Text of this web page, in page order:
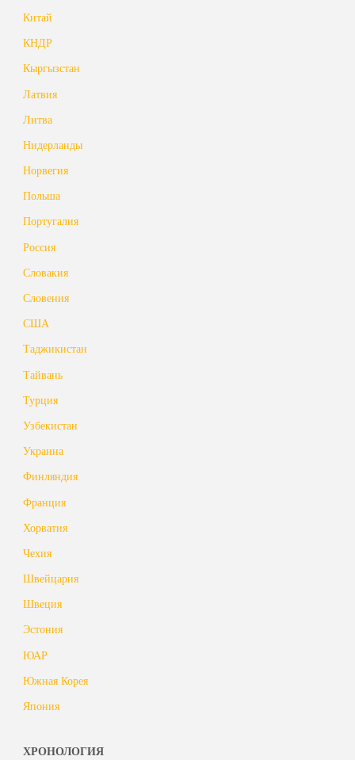
Китай
КНДР
Кыргызстан
Латвия
Литва
Нидерланды
Норвегия
Польша
Португалия
Россия
Словакия
Словения
США
Таджикистан
Тайвань
Турция
Узбекистан
Украина
Финляндия
Франция
Хорватия
Чехия
Швейцария
Швеция
Эстония
ЮАР
Южная Корея
Япония
ХРОНОЛОГИЯ